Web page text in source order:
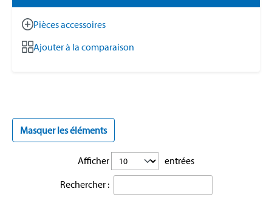
Pièces accessoires
Ajouter à la comparaison
Masquer les éléments
Afficher
entrées
Rechercher :